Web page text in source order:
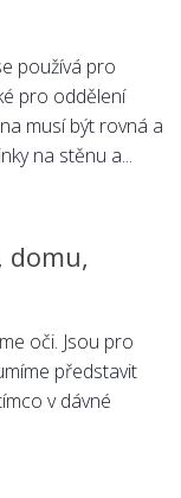
používá pro
pro oddělení
musí být rovná a
na stěnu a...
domu,
oči. Jsou pro
představit
v dávné